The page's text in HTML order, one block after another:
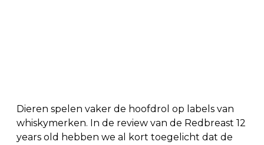
Dieren spelen vaker de hoofdrol op labels van
whiskymerken. In de review van de Redbreast 12
years old hebben we al kort toegelicht dat de